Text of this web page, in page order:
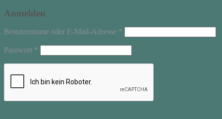
Anmelden
Benutzername oder E-Mail-Adresse *
Passwort *